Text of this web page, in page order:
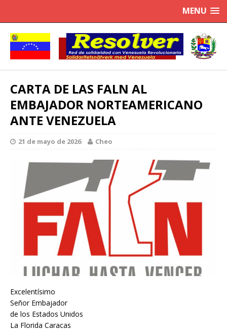
MENU
CARTA DE LAS FALN AL
EMBAJADOR NORTEAMERICANO
ANTE VENEZUELA
21 de mayo de 2026 Cheo
Excelentísimo
Señor Embajador
de los Estados Unidos
La Florida Caracas